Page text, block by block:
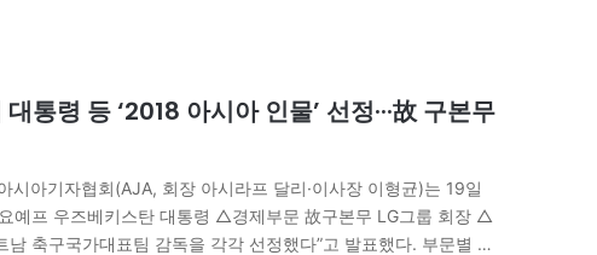
통령 등 ‘2018 아시아 인물’ 선정···故 구본무
아기자협회(AJA, 회장 아시라프 달리·이사장 이형균)는 19일
예프 우즈베키스탄 대통령 △경제부문 故구본무 LG그룹 회장 △
축구국가대표팀 감독을 각각 선정했다”고 발표했다. 부문별 수